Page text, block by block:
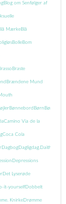
Blog om Senfølger af
MærkeBlå
BolleBom
Braste
Brændene Mund
Bønnebord Børn Børnebog
Camino Via de la
Coca Cola
DagbogDagligdag.Daith
Depressions
Det Lyserøde
it-yourselfDobbelt
KnirkeDrømme